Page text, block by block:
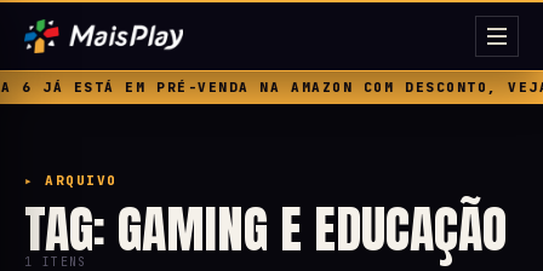
JÁ ESTÁ EM PRÉ-VENDA NA AMAZON COM DESCONTO,
▸ ARQUIVO
TAG: GAMING E EDUCAÇÃO
1 ITENS